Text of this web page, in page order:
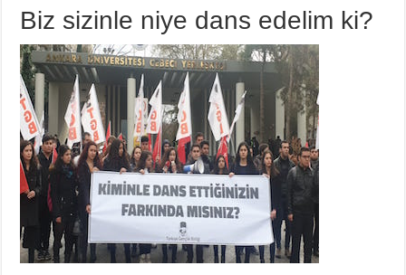
Biz sizinle niye dans edelim ki?